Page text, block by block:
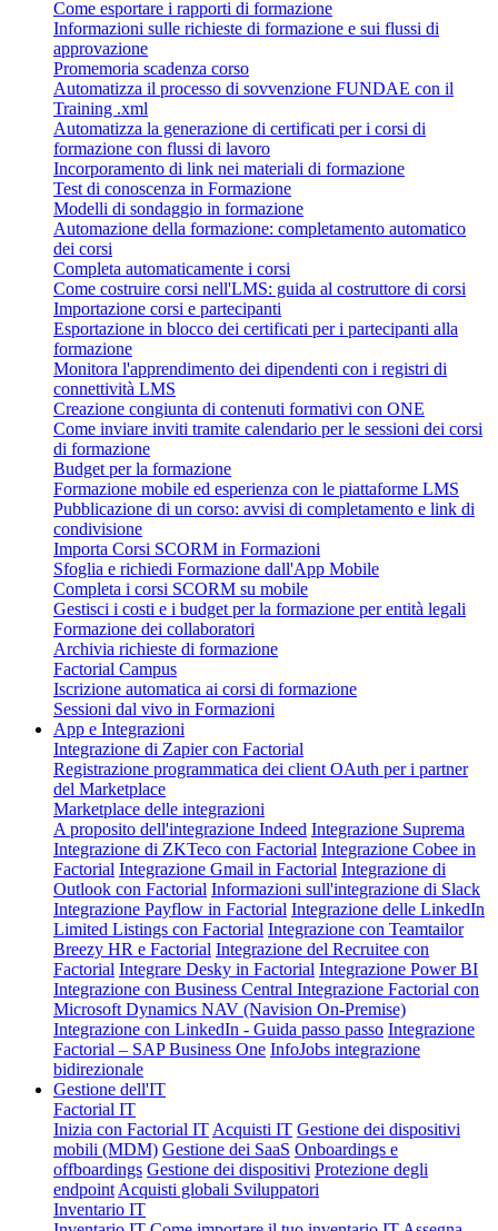
Come esportare i rapporti di formazione
Informazioni sulle richieste di formazione e sui flussi di
approvazione
Promemoria scadenza corso
Automatizza il processo di sovvenzione FUNDAE con il
Training .xml
Automatizza la generazione di certificati per i corsi di
formazione con flussi di lavoro
Incorporamento di link nei materiali di formazione
Test di conoscenza in Formazione
Modelli di sondaggio in formazione
Automazione della formazione: completamento automatico
dei corsi
Completa automaticamente i corsi
Come costruire corsi nell'LMS: guida al costruttore di corsi
Importazione corsi e partecipanti
Esportazione in blocco dei certificati per i partecipanti alla
formazione
Monitora l'apprendimento dei dipendenti con i registri di
connettività LMS
Creazione congiunta di contenuti formativi con ONE
Come inviare inviti tramite calendario per le sessioni dei corsi
di formazione
Budget per la formazione
Formazione mobile ed esperienza con le piattaforme LMS
Pubblicazione di un corso: avvisi di completamento e link di
condivisione
Importa Corsi SCORM in Formazioni
Sfoglia e richiedi Formazione dall'App Mobile
Completa i corsi SCORM su mobile
Gestisci i costi e i budget per la formazione per entità legali
Formazione dei collaboratori
Archivia richieste di formazione
Factorial Campus
Iscrizione automatica ai corsi di formazione
Sessioni dal vivo in Formazioni
App e Integrazioni
Integrazione di Zapier con Factorial
Registrazione programmatica dei client OAuth per i partner
del Marketplace
Marketplace delle integrazioni
A proposito dell'integrazione Indeed Integrazione Suprema
Integrazione di ZKTeco con Factorial Integrazione Cobee in
Factorial Integrazione Gmail in Factorial Integrazione di
Outlook con Factorial Informazioni sull'integrazione di Slack
Integrazione Payflow in Factorial Integrazione delle LinkedIn
Limited Listings con Factorial Integrazione con Teamtailor
Breezy HR e Factorial Integrazione del Recruitee con
Factorial Integrare Desky in Factorial Integrazione Power BI
Integrazione con Business Central Integrazione Factorial con
Microsoft Dynamics NAV (Navision On-Premise)
Integrazione con LinkedIn - Guida passo passo Integrazione
Factorial – SAP Business One InfoJobs integrazione
bidirezionale
Gestione dell'IT
Factorial IT
Inizia con Factorial IT Acquisti IT Gestione dei dispositivi
mobili (MDM) Gestione dei SaaS Onboardings e
offboardings Gestione dei dispositivi Protezione degli
endpoint Acquisti globali Sviluppatori
Inventario IT